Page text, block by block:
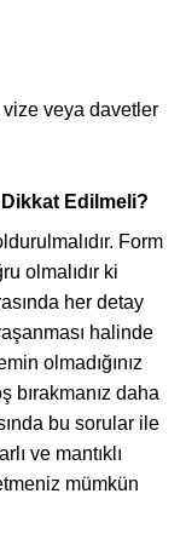
veya davetler
Edilmeli?
Form
olmalıdır ki
her detay
halinde
olmadığınız
bırakmanız daha
bu sorular ile
ve mantıklı
mümkün